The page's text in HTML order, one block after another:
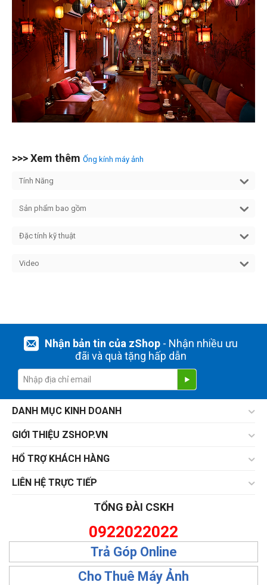
>>> Xem thêm Ống kính máy ảnh
Tính Năng
Sản phẩm bao gồm
Đặc tính kỹ thuật
Video
Nhận bản tin của zShop- Nhận nhiều ưu
đãi và quà tặng hấp dẫn
DANH MỤC KINH DOANH
GIỚI THIỆU ZSHOP.VN
HỔ TRỢ KHÁCH HÀNG
LIÊN HỆ TRỰC TIẾP
TỔNG ĐÀI CSKH
0922022022
Trả Góp Online
Cho Thuê Máy Ảnh